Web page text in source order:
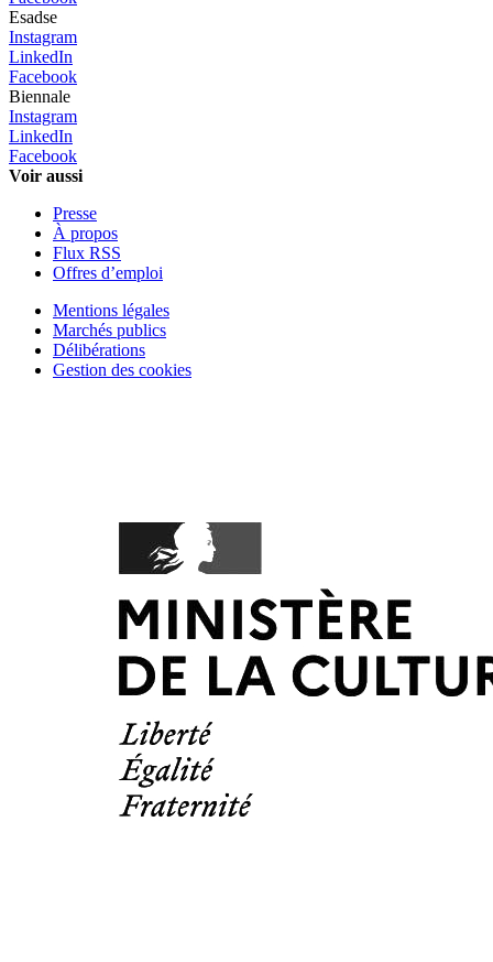
Esadse
Instagram
LinkedIn
Facebook
Biennale
Instagram
LinkedIn
Facebook
Voir aussi
Presse
À propos
Flux RSS
Offres d’emploi
Mentions légales
Marchés publics
Délibérations
Gestion des cookies